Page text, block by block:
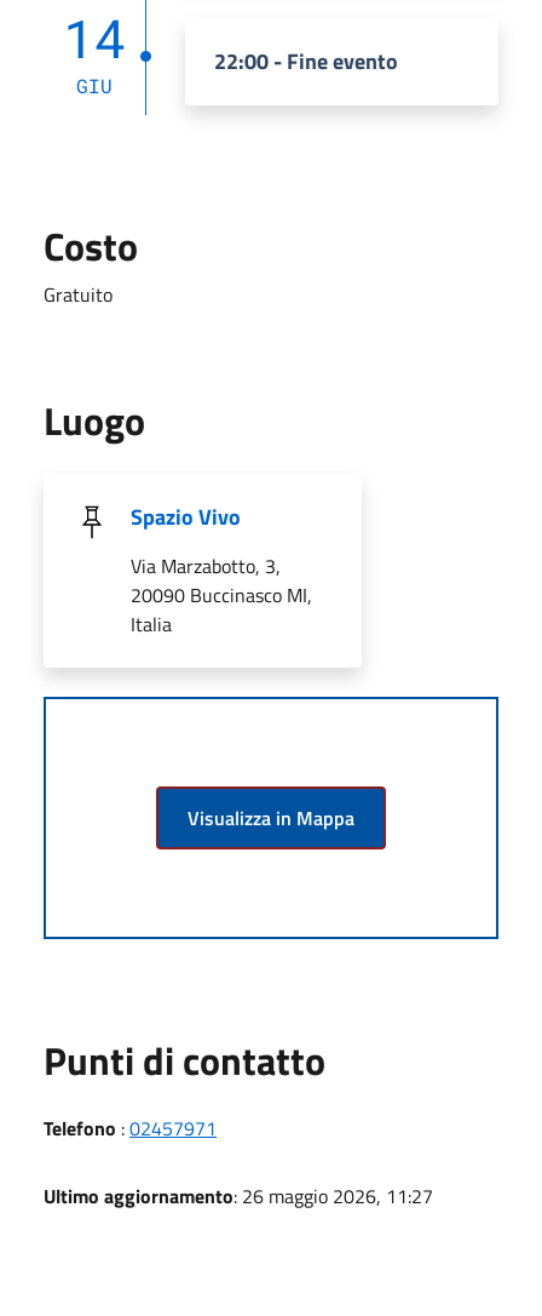
14
GIU
22:00 - Fine evento
Costo
Gratuito
Luogo
Spazio Vivo
Via Marzabotto, 3,
20090 Buccinasco MI,
Italia
Visualizza in Mappa
Punti di contatto
Telefono :02457971
Ultimo aggiornamento: 26 maggio 2026, 11:27